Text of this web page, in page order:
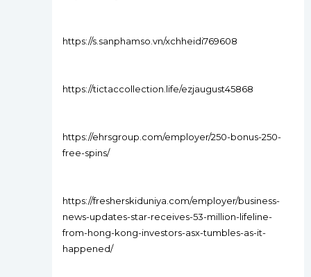
https://s.sanphamso.vn/xchheidi769608
https://tictaccollection.life/ezjaugust45868
https://ehrsgroup.com/employer/250-bonus-250-
free-spins/
https://fresherskiduniya.com/employer/business-
news-updates-star-receives-53-million-lifeline-
from-hong-kong-investors-asx-tumbles-as-it-
happened/